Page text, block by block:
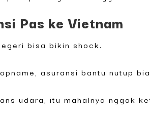
Pas ke Vietnam
bisa bikin shock.
asuransi bantu nutup
udara, itu mahalnya nggak